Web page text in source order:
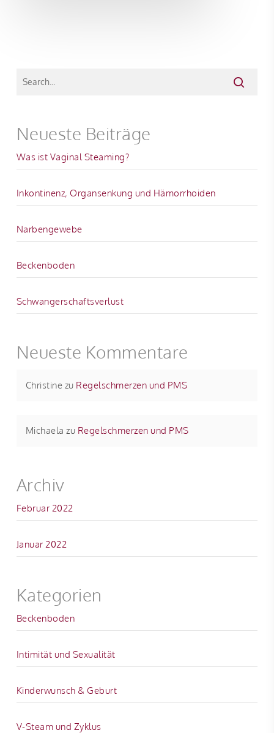
Neueste Beiträge
Was ist Vaginal Steaming?
Inkontinenz, Organsenkung und Hämorrhoiden
Narbengewebe
Beckenboden
Schwangerschaftsverlust
Neueste Kommentare
Christine zu Regelschmerzen und PMS
Michaela zu Regelschmerzen und PMS
Archiv
Februar 2022
Januar 2022
Kategorien
Beckenboden
Intimität und Sexualität
Kinderwunsch & Geburt
V-Steam und Zyklus